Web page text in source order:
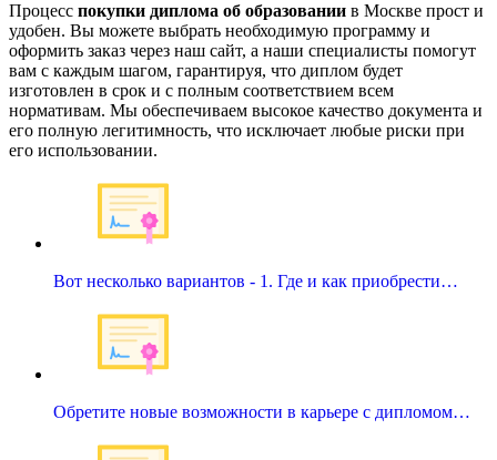
Процесс покупки диплома об образовании в Москве прост и
удобен. Вы можете выбрать необходимую программу и
оформить заказ через наш сайт, а наши специалисты помогут
вам с каждым шагом, гарантируя, что диплом будет
изготовлен в срок и с полным соответствием всем
нормативам. Мы обеспечиваем высокое качество документа и
его полную легитимность, что исключает любые риски при
его использовании.
Вот несколько вариантов - 1. Где и как приобрести…
Обретите новые возможности в карьере с дипломом…